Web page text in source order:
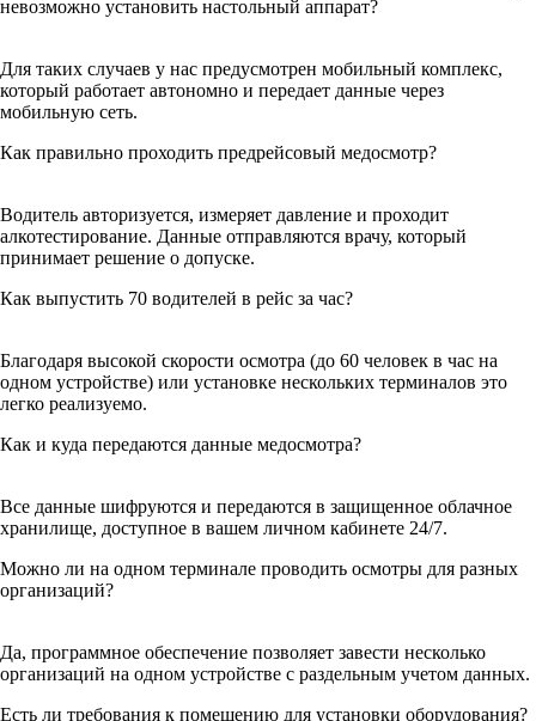
невозможно установить настольный аппарат?
Для таких случаев у нас предусмотрен мобильный комплекс,
который работает автономно и передает данные через
мобильную сеть.
Как правильно проходить предрейсовый медосмотр?
Водитель авторизуется, измеряет давление и проходит
алкотестирование. Данные отправляются врачу, который
принимает решение о допуске.
Как выпустить 70 водителей в рейс за час?
Благодаря высокой скорости осмотра (до 60 человек в час на
одном устройстве) или установке нескольких терминалов это
легко реализуемо.
Как и куда передаются данные медосмотра?
Все данные шифруются и передаются в защищенное облачное
хранилище, доступное в вашем личном кабинете 24/7.
Можно ли на одном терминале проводить осмотры для разных
организаций?
Да, программное обеспечение позволяет завести несколько
организаций на одном устройстве с раздельным учетом данных.
Есть ли требования к помещению для установки оборудования?